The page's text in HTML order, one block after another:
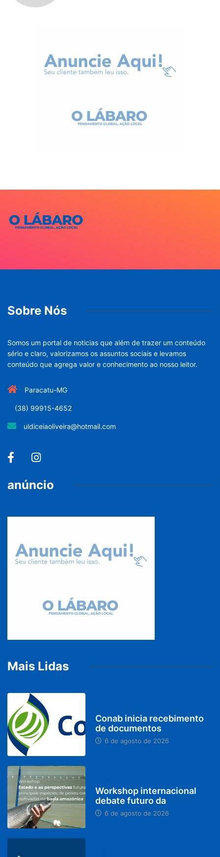
Sobre Nós
Somos um portal de noticias que além de trazer um conteúdo
sério e claro, valorizamos os assuntos sociais e levamos
conteúdo que agrega valor e conhecimento ao nosso leitor.
Paracatu-MG
(38) 99915-4652
uldiceiaoliveira@hotmail.com
anúncio
Mais Lidas
Conab inicia recebimento
de documentos
6 de agosto de 2026
Workshop internacional
debate futuro da
6 de agosto de 2026